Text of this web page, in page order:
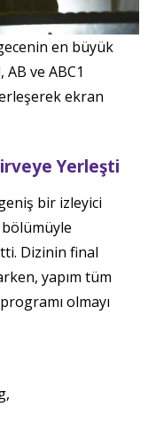
en büyük
ve ABC1
ekran
Yerleşti
bir izleyici
Dizinin final
yapım tüm
olmayı